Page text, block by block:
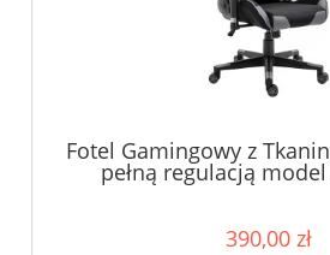
Fotel Gamingowy z
pełną regulacją
390,00 zł